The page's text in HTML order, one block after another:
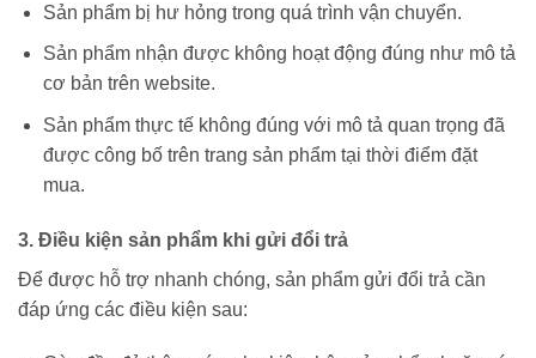
Sản phẩm bị hư hỏng trong quá trình vận chuyển.
Sản phẩm nhận được không hoạt động đúng như mô tả
cơ bản trên website.
Sản phẩm thực tế không đúng với mô tả quan trọng đã
được công bố trên trang sản phẩm tại thời điểm đặt
mua.
3. Điều kiện sản phẩm khi gửi đổi trả
Để được hỗ trợ nhanh chóng, sản phẩm gửi đổi trả cần
đáp ứng các điều kiện sau: